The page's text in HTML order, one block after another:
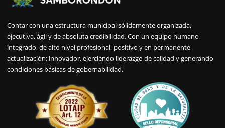
Contar con una estructura municipal sólidamente organizada,
ejecutiva, ágil y de absoluta credibilidad. Con un equipo humano
integrado, de alto nivel profesional, positivo y en permanente
actualización; innovador, ejerciendo liderazgo de calidad y generando
condiciones básicas de gobernabilidad.